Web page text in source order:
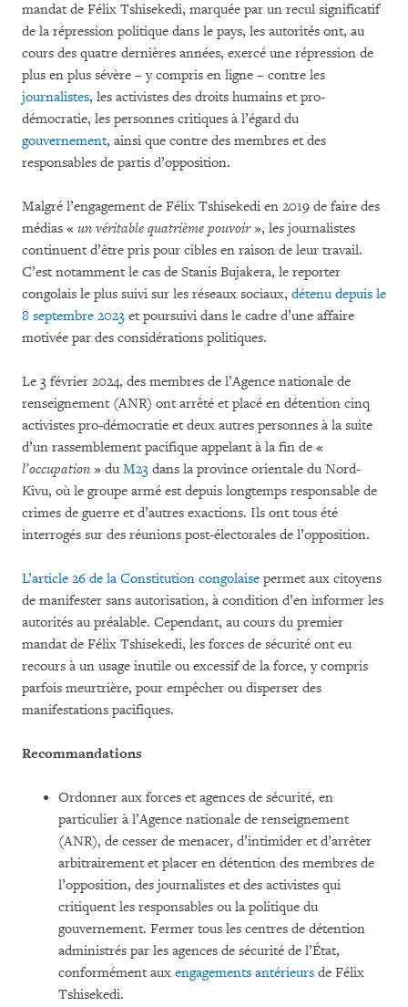
mandat de Félix Tshisekedi, marquée par un recul significatif
de la répression politique dans le pays, les autorités ont, au
cours des quatre dernières années, exercé une répression de
plus en plus sévère – y compris en ligne – contre les
journalistes, les activistes des droits humains et pro-
démocratie, les personnes critiques à l’égard du
gouvernement, ainsi que contre des membres et des
responsables de partis d’opposition.
Malgré l’engagement de Félix Tshisekedi en 2019 de faire des
médias « un véritable quatrième pouvoir», les journalistes
continuent d’être pris pour cibles en raison de leur travail.
C’est notamment le cas de Stanis Bujakera, le reporter
congolais le plus suivi sur les réseaux sociaux, détenu depuis le
8 septembre 2023 et poursuivi dans le cadre d’une affaire
motivée par des considérations politiques.
Le 3 février 2024, des membres de l’Agence nationale de
renseignement (ANR) ont arrêté et placé en détention cinq
activistes pro-démocratie et deux autres personnes à la suite
d’un rassemblement pacifique appelant à la fin de «
l’occupation » du M23 dans la province orientale du Nord-
Kivu, où le groupe armé est depuis longtemps responsable de
crimes de guerre et d’autres exactions. Ils ont tous été
interrogés sur des réunions post-électorales de l’opposition.
L’article 26 de la Constitution congolaise permet aux citoyens
de manifester sans autorisation, à condition d’en informer les
autorités au préalable. Cependant, au cours du premier
mandat de Félix Tshisekedi, les forces de sécurité ont eu
recours à un usage inutile ou excessif de la force, y compris
parfois meurtrière, pour empêcher ou disperser des
manifestations pacifiques.
Recommandations
Ordonner aux forces et agences de sécurité, en
particulier à l’Agence nationale de renseignement
(ANR), de cesser de menacer, d’intimider et d’arrêter
arbitrairement et placer en détention des membres de
l’opposition, des journalistes et des activistes qui
critiquent les responsables ou la politique du
gouvernement. Fermer tous les centres de détention
administrés par les agences de sécurité de l’État,
conformément aux engagements antérieurs de Félix
Tshisekedi.